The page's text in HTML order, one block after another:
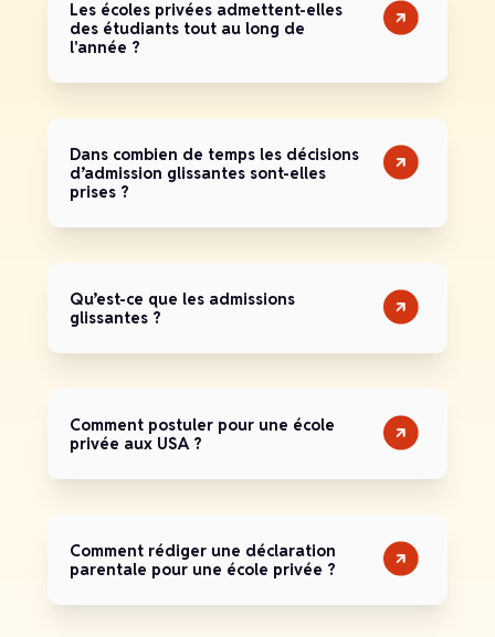
Les écoles privées admettent-elles
des étudiants tout au long de
l'année ?
Dans combien de temps les décisions
d’admission glissantes sont-elles
prises ?
Qu’est-ce que les admissions
glissantes ?
Comment postuler pour une école
privée aux USA ?
Comment rédiger une déclaration
parentale pour une école privée ?